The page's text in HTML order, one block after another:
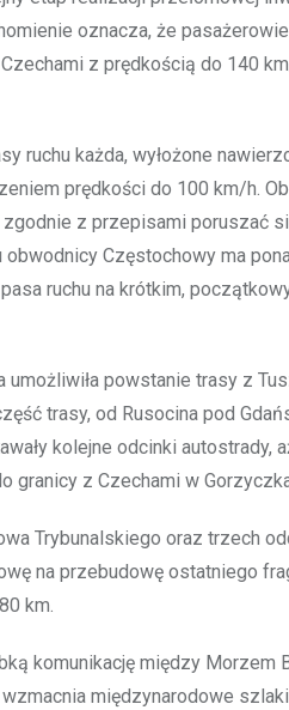
oznacza, że
z prędkością do 140
ruchu każda, wyłożone
prędkości do 100 km/h.
z przepisami poruszać
Częstochowy ma
ruchu na krótkim,
powstanie trasy z
trasy, od Rusocina pod
kolejne odcinki autostrady,
granicy z Czechami w
Trybunalskiego oraz trzech
na przebudowę ostatniego
km.
komunikację między Morzem
międzynarodowe